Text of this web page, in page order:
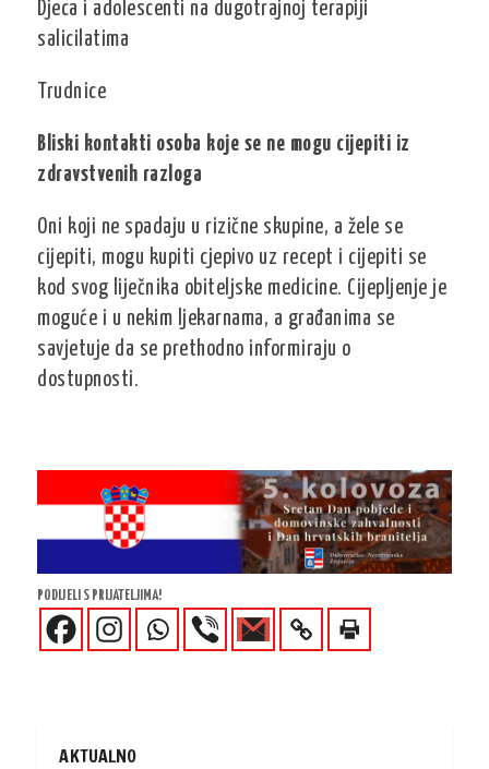
Djeca i adolescenti na dugotrajnoj terapiji
salicilatima
Trudnice
Bliski kontakti osoba koje se ne mogu cijepiti iz
zdravstvenih razloga
Oni koji ne spadaju u rizične skupine, a žele se
cijepiti, mogu kupiti cjepivo uz recept i cijepiti se
kod svog liječnika obiteljske medicine. Cijepljenje je
moguće i u nekim ljekarnama, a građanima se
savjetuje da se prethodno informiraju o
dostupnosti.
PODIJELI S PRIJATELJIMA!
AKTUALNO